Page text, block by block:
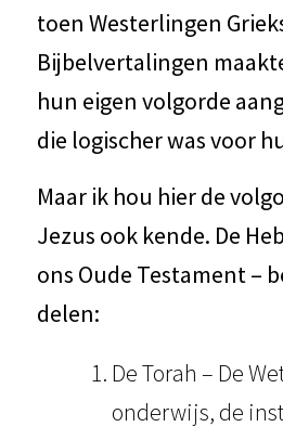
toen Westerlingen
Bijbelvertalingen
hun eigen volgorde
die logischer was voor
Maar ik hou hier de
Jezus ook kende. De
ons Oude Testament –
delen:
De Torah – De
onderwijs, de